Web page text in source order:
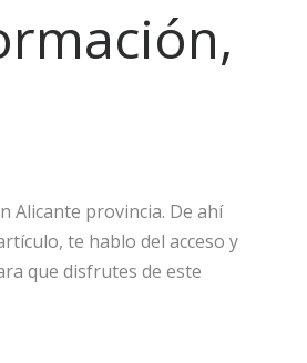
Alicante provincia. De ahí
te hablo del acceso y
que disfrutes de este